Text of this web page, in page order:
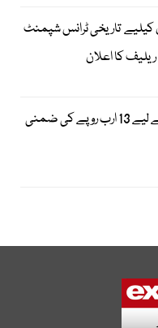
کیلیے تاریخی ٹرانس شپمنٹ
کا اعلان
پی ٹی وی کو چلانے کے لیے 13 ارب روپے کی ضمنی